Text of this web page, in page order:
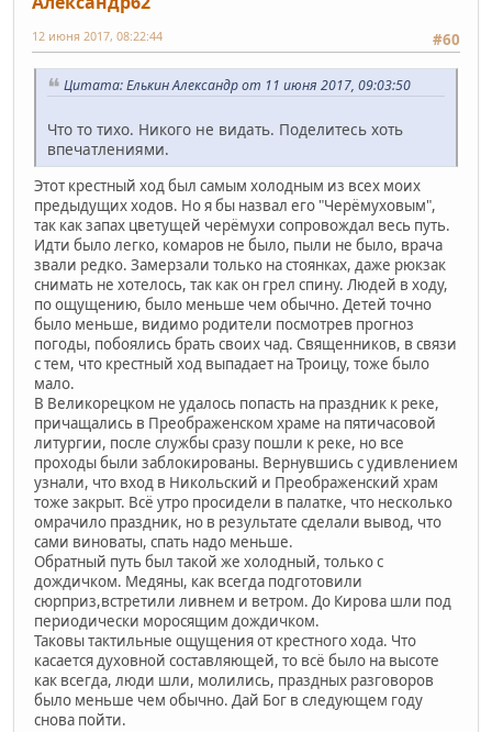
#60
12 июня 2017, 08:22:44
Цитата: Елькин Александр от 11 июня 2017, 09:03:50
Что то тихо. Никого не видать. Поделитесь хоть
впечатлениями.
Этот крестный ход был самым холодным из всех моих
предыдущих ходов. Но я бы назвал его "Черёмуховым",
так как запах цветущей черёмухи сопровождал весь путь.
Идти было легко, комаров не было, пыли не было, врача
звали редко. Замерзали только на стоянках, даже рюкзак
снимать не хотелось, так как он грел спину. Людей в ходу,
по ощущению, было меньше чем обычно. Детей точно
было меньше, видимо родители посмотрев прогноз
погоды, побоялись брать своих чад. Священников, в связи
с тем, что крестный ход выпадает на Троицу, тоже было
мало.
В Великорецком не удалось попасть на праздник к реке,
причащались в Преображенском храме на пятичасовой
литургии, после службы сразу пошли к реке, но все
проходы были заблокированы. Вернувшись с удивлением
узнали, что вход в Никольский и Преображенский храм
тоже закрыт. Всё утро просидели в палатке, что несколько
омрачило праздник, но в результате сделали вывод, что
сами виноваты, спать надо меньше.
Обратный путь был такой же холодный, только с
дождичком. Медяны, как всегда подготовили
сюрприз,встретили ливнем и ветром. До Кирова шли под
периодически моросящим дождичком.
Таковы тактильные ощущения от крестного хода. Что
касается духовной составляющей, то всё было на высоте
как всегда, люди шли, молились, праздных разговоров
было меньше чем обычно. Дай Бог в следующем году
снова пойти.